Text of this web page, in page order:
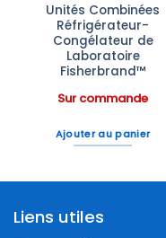
Unités Combinées
Réfrigérateur-
Congélateur de
Laboratoire
Fisherbrand™
Sur commande
Ajouter au panier
Liens utiles